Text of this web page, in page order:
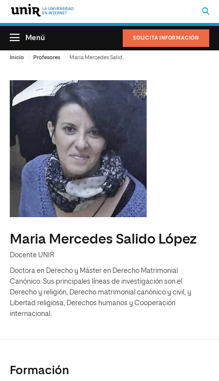
SOLICITA INFORMACIÓN
Menú
Inicio Profesores
Maria Mercedes Salido López
Docente UNIR
Doctora en Derecho y Máster en Derecho Matrimonial
Canónico. Sus principales líneas de investigación son el
Derecho y religión, Derecho matrimonial canónico y civil, y
Libertad religiosa, Derechos humanos y Cooperación
internacional.
Formación